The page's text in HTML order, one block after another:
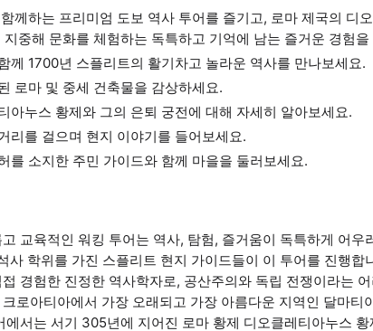
께하는 프리미엄 도보 역사 투어를 즐기고, 로마 제국의 디
지중해 문화를 체험하는 독특하고 기억에 남는 즐거운 경험을
께 1700년 스플리트의 활기차고 놀라운 역사를 만나보세요.
로마 및 중세 건축물을 감상하세요.
아누스 황제와 그의 은퇴 궁전에 대해 자세히 알아보세요.
리를 걸으며 현지 이야기를 들어보세요.
를 소지한 주민 가이드와 함께 마을을 둘러보세요.
교육적인 워킹 투어는 역사, 탐험, 즐거움이 독특하게 어우
사 학위를 가진 스플리트 현지 가이드들이 이 투어를 진행
경험한 진정한 역사학자로, 공산주의와 독립 전쟁이라는
로아티아에서 가장 오래되고 가장 아름다운 지역인 달마티
에서는 서기 305년에 지어진 로마 황제 디오클레티아누스